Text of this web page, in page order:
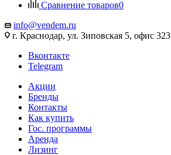
Сравнение товаров0
info@vendem.ru
г. Краснодар, ул. Зиповская 5, офис 323
Вконтакте
Telegram
Акции
Бренды
Контакты
Как купить
Гос. программы
Аренда
Лизинг